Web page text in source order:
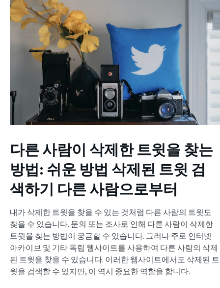
다른 사람이 삭제한 트윗을 찾는
방법: 쉬운 방법 삭제된 트윗 검
색하기 다른 사람으로부터
내가 삭제한 트윗을 찾을 수 있는 것처럼 다른 사람의 트윗도
찾을 수 있습니다. 문의 또는 조사로 인해 다른 사람이 삭제한
트윗을 찾는 방법이 궁금할 수 있습니다. 그러나 주로 인터넷
아카이브 및 기타 독립 웹사이트를 사용하여 다른 사람의 삭제
된 트윗을 찾을 수 있습니다. 이러한 웹사이트에서도 삭제된 트
윗을 검색할 수 있지만, 이 역시 중요한 역할을 합니다.